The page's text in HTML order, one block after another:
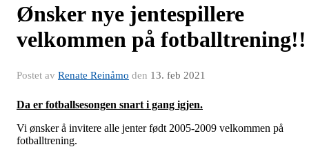
Ønsker nye jentespillere
velkommen på fotballtrening!!
Postet av Renate Reinåmo den 13. feb 2021
Da er fotballsesongen snart i gang igjen.
Vi ønsker å invitere alle jenter født 2005-2009 velkommen på
fotballtrening.